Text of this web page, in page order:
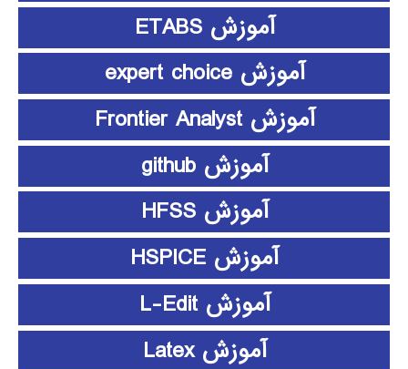
آموزش ETABS
آموزش expert choice
آموزش Frontier Analyst
آموزش github
آموزش HFSS
آموزش HSPICE
آموزش L-Edit
آموزش Latex